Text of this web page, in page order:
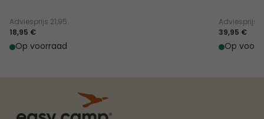
Adviesprijs 21,95
18,95 €
Op voorraad
Adviesprijs
39,95 €
Op